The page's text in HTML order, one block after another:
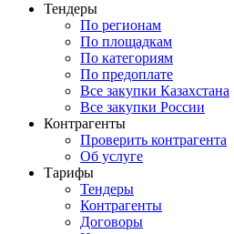
Тендеры
По регионам
По площадкам
По категориям
По предоплате
Все закупки Казахстана
Все закупки России
Контрагенты
Проверить контрагента
Об услуге
Тарифы
Тендеры
Контрагенты
Договоры